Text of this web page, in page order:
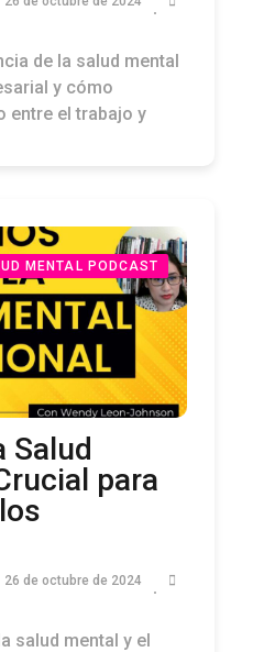
de la salud mental
y cómo
entre el trabajo y
MENTAL PODCAST
Salud
para
26 de octubre de 2024
salud mental y el